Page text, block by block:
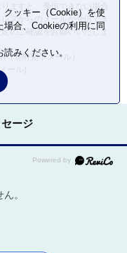
ますと、受信できない場合
スからのメールが受信でき
のご確認をお願いいたしま
（寄附完了メール）
ール)
ージ
。
ッキー（Cookie）を使
合、Cookieの利用に同
読みください。